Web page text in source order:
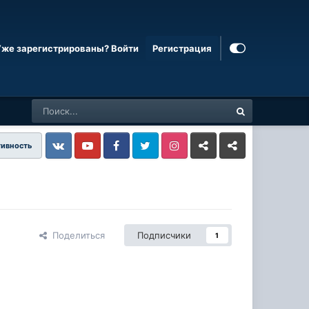
зарегистрированы? Войти Регистрация
VkontakteYouTube FacebookTwitter InstagramLivejournalOdnoklassniki
Поделиться Подписчики 1